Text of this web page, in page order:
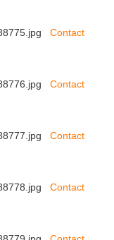
Contact
Contact
Contact
Contact